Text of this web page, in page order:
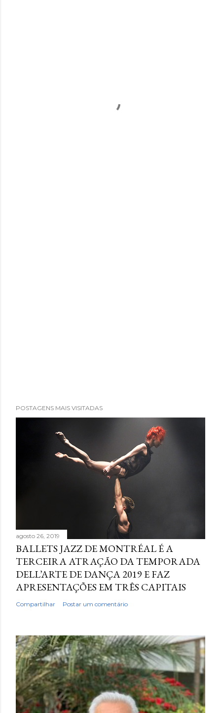
POSTAGENS MAIS VISITADAS
agosto 26, 2019
BALLETS JAZZ DE MONTRÉAL É A
TERCEIRA ATRAÇÃO DA TEMPORADA
DELL’ARTE DE DANÇA 2019 E FAZ
APRESENTAÇÕES EM TRÊS CAPITAIS
Compartilhar Postar um comentário